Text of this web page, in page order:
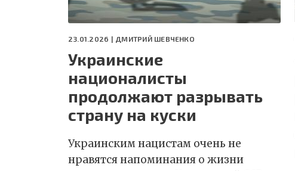
23.01.2026 | ДМИТРИЙ ШЕВЧЕНКО
Украинские
националисты
продолжают разрывать
страну на куски
Украинским нацистам очень не
нравятся напоминания о жизни